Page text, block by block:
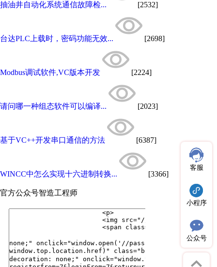
抽油井自动化系统通信故障检... [2532]
台达PLC上载时，密码功能无效... [2698]
Modbus调试软件,VC版本开发 [2224]
请问哪一种组态软件可以编译... [2023]
基于VC++开发串口通信的方法 [6387]
WINCC中怎么实现十六进制转换... [3366]
官方公众号智造工程师
客服
小程序
公众号